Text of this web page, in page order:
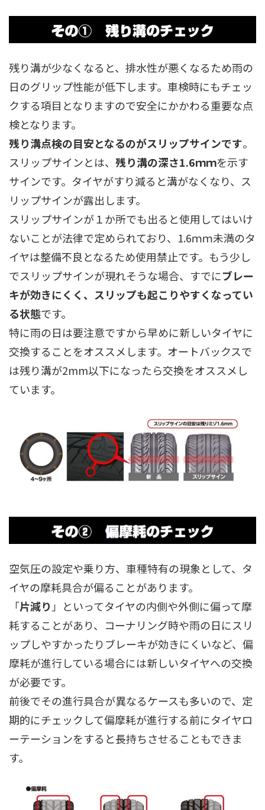
残り溝が少なくなると、排水性が悪くなるため雨の
日のグリップ性能が低下します。車検時にもチェッ
クする項目となりますので安全にかかわる重要な点
検となります。
残り溝点検の目安となるのがスリップサインです。
スリップサインとは、 残り溝の深さ1.6ｍｍを示す
サインです。タイヤがすり減ると溝がなくなり、ス
リップサインが露出します。
スリップサインが１か所でも出ると使用してはいけ
ないことが法律で定められており、1.6ｍｍ未満のタ
イヤは整備不良となるため使用禁止です。もう少し
でスリップサインが現れそうな場合、すでにブレー
キが効きにくく、スリップも起こりやすくなってい
る状態です。
特に雨の日は要注意ですから早めに新しいタイヤに
交換することをオススメします。オートバックスで
は残り溝が2mm以下になったら交換をオススメし
ています。
空気圧の設定や乗り方、車種特有の現象として、タ
イヤの摩耗具合が偏ることがあります。
「片減り 」といってタイヤの内側や外側に偏って摩
耗することがあり、コーナリング時や雨の日にスリ
ップしやすかったりブレーキが効きにくいなど、偏
摩耗が進行している場合には新しいタイヤへの交換
が必要です。
前後でその進行具合が異なるケースも多いので、定
期的にチェックして偏摩耗が進行する前にタイヤロ
ーテーションをすると長持ちさせることもできま
す。